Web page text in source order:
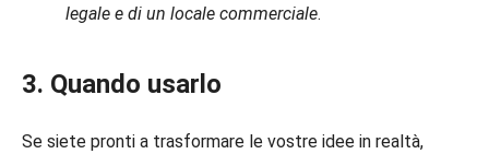
legale e di un locale commerciale.
3. Quando usarlo
Se siete pronti a trasformare le vostre idee in realtà,